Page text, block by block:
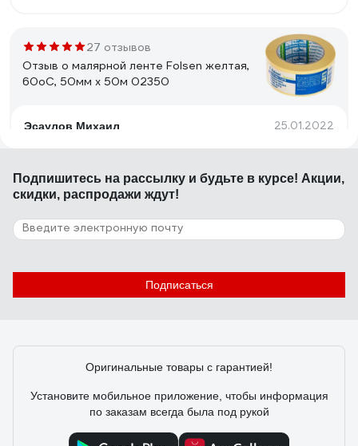
27 отзывов
Отзыв о малярной ленте Folsen желтая,
60oC, 50мм x 50м 02350
Эсаулов Михаил 25.01.2022
Качество. Прилипает к любой поверхности. Плотный.
11 отзывов
Отзыв о маскирующей ленте Jeta PRO
Azur 90 градусов - 30 мин., голубая, 50
Подпишитесь на рассылку и будьте в курсе! Акции,
скидки, распродажи ждут!
Подписаться
Оригинальные товары с гарантией!
Установите мобильное приложение, чтобы информация
по заказам всегда была под рукой